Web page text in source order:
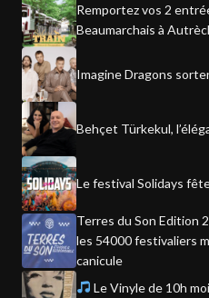
Remportez vos 2
Beaumarchais à
Imagine Dragons
Behçet Türkekul,
Le festival Solidays
Terres du Son Edition
les 54000 festivaliers
canicule
Le Vinyle de 10h